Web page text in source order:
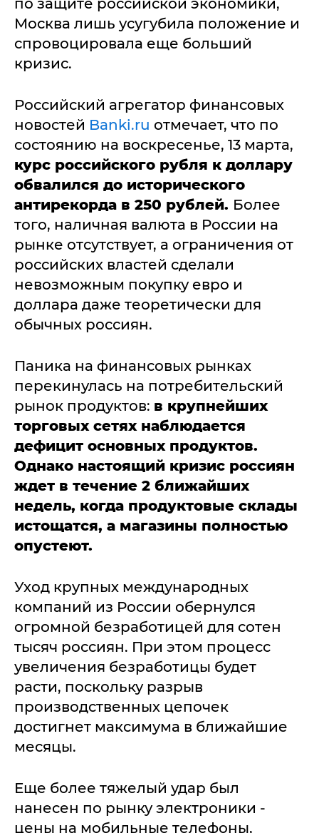
по защите российской экономики,
Москва лишь усугубила положение и
спровоцировала еще больший
кризис.
Российский агрегатор финансовых
новостей Banki.ru отмечает, что по
состоянию на воскресенье, 13 марта,
курс российского рубля к доллару
обвалился до исторического
антирекорда в 250 рублей. Более
того, наличная валюта в России на
рынке отсутствует, а ограничения от
российских властей сделали
невозможным покупку евро и
доллара даже теоретически для
обычных россиян.
Паника на финансовых рынках
перекинулась на потребительский
рынок продуктов: в крупнейших
торговых сетях наблюдается
дефицит основных продуктов.
Однако настоящий кризис россиян
ждет в течение 2 ближайших
недель, когда продуктовые склады
истощатся, а магазины полностью
опустеют.
Уход крупных международных
компаний из России обернулся
огромной безработицей для сотен
тысяч россиян. При этом процесс
увеличения безработицы будет
расти, поскольку разрыв
производственных цепочек
достигнет максимума в ближайшие
месяцы.
Еще более тяжелый удар был
нанесен по рынку электроники -
цены на мобильные телефоны,